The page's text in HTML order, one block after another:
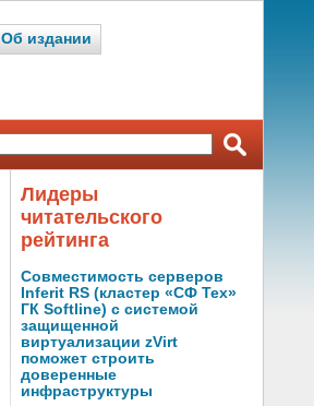
Об издании
Лидеры
читательского
рейтинга
Совместимость серверов
Inferit RS (кластер «СФ Тех»
ГК Softline) с системой
защищенной
виртуализации zVirt
поможет строить
доверенные
инфраструктуры